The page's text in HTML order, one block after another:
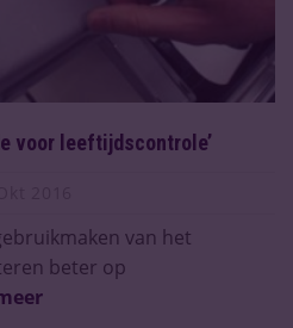
voor leeftijdscontrole’
van het
beter op